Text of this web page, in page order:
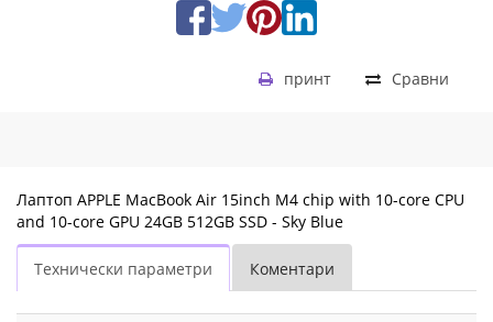
Сравни
принт
Лаптоп APPLE MacBook Air 15inch M4 chip with 10-core CPU
and 10-core GPU 24GB 512GB SSD - Sky Blue
Технически параметри Коментари